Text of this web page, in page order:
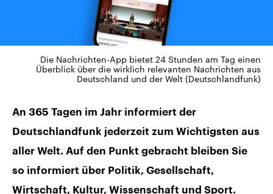
Die Nachrichten-App bietet 24 Stunden am Tag einen
Überblick über die wirklich relevanten Nachrichten aus
Deutschland und der Welt (Deutschlandfunk)
An 365 Tagen im Jahr informiert der
Deutschlandfunk jederzeit zum Wichtigsten aus
aller Welt. Auf den Punkt gebracht bleiben Sie
so informiert über Politik, Gesellschaft,
Wirtschaft, Kultur, Wissenschaft und Sport.